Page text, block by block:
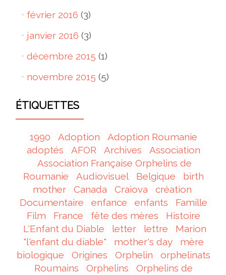
février 2016 (3)
janvier 2016 (3)
décembre 2015 (1)
novembre 2015 (5)
ÉTIQUETTES
1990 Adoption
Adoption Roumanie
adoptés
AFOR Archives
Association
Association Française Orphelins de
Roumanie
Audiovisuel Belgique
birth
mother
Canada Craiova
création
Documentaire
enfance enfants
Famille
Film
France fête des mères
Histoire
L'Enfant du Diable
letter lettre
Marion
"l'enfant du diable"
mother's day
mère
biologique
Origines Orphelin
orphelinats
Roumains
Orphelins
Orphelins de